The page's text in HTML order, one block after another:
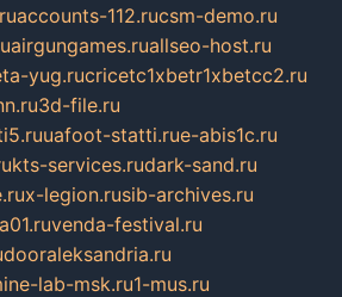
accounts-112.rucsm-demo.ru
airgungames.ruallseo-host.ru
yug.rucricetc1xbetr1xbetcc2.ru
3d-file.ru
uafoot-statti.rue-abis1c.ru
kts-services.rudark-sand.ru
x-legion.rusib-archives.ru
venda-festival.ru
dooraleksandria.ru
lab-msk.ru1-mus.ru